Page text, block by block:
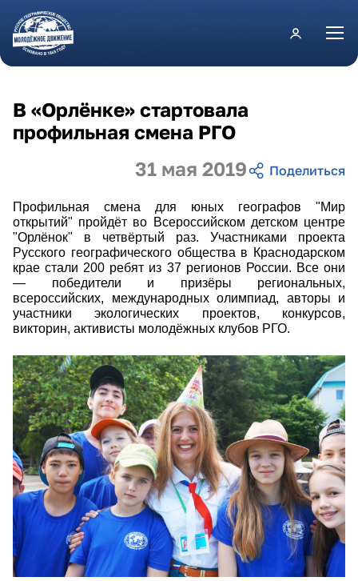
Перейти к основному содержанию
31 мая 2019
В «Орлёнке» стартовала
профильная смена РГО
Профильная смена для юных географов "Мир
открытий" пройдёт во Всероссийском детском центре
"Орлёнок" в четвёртый раз. Участниками проекта
Русского географического общества в Краснодарском
крае стали 200 ребят из 37 регионов России. Все они
— победители и призёры региональных,
всероссийских, международных олимпиад, авторы и
участники экологических проектов, конкурсов,
викторин, активисты молодёжных клубов РГО.
2077.jpg